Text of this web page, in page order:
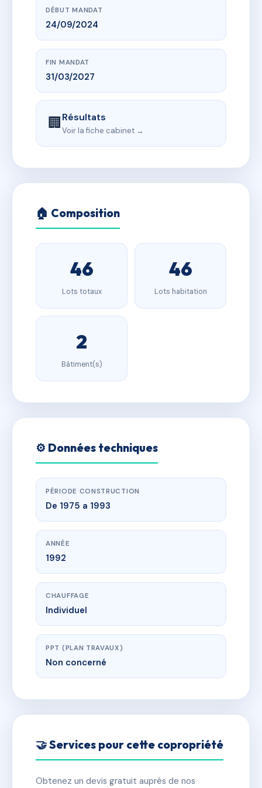
DÉBUT MANDAT
24/09/2024
FIN MANDAT
31/03/2027
🏢Résultats
Voir la fiche cabinet →
🏠 Composition
46
Lots totaux
46
Lots habitation
2
Bâtiment(s)
⚙️ Données techniques
PÉRIODE CONSTRUCTION
De 1975 a 1993
ANNÉE
1992
CHAUFFAGE
Individuel
PPT (PLAN TRAVAUX)
Non concerné
🤝 Services pour cette copropriété
Obtenez un devis gratuit auprès de nos